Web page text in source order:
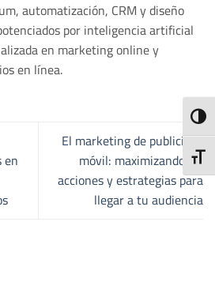
automatización, CRM y diseño
por inteligencia artificial
en marketing online y
en línea.
en
El marketing de publicidad
móvil: maximizando las
acciones y estrategias para
llegar a tu audiencia